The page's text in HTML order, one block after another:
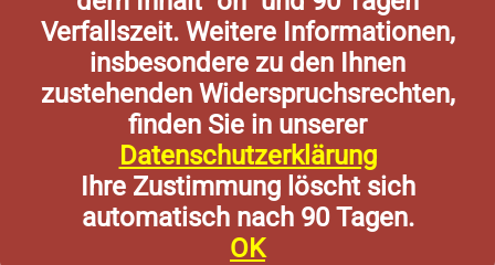
Verfallszeit. Weitere Informationen,
insbesondere zu den Ihnen
zustehenden Widerspruchsrechten,
finden Sie in unserer
Datenschutzerklärung
Ihre Zustimmung löscht sich
automatisch nach 90 Tagen.
OK